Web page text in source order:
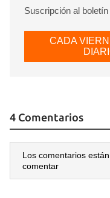
Suscripción al boletín
CADA
4 Comentarios
Los comentarios
comentar